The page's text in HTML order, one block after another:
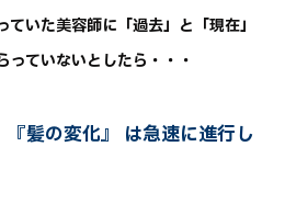
いた美容師に「過去」と「現在」
っていないとしたら・・・
髪の変化』 は急速に進行し